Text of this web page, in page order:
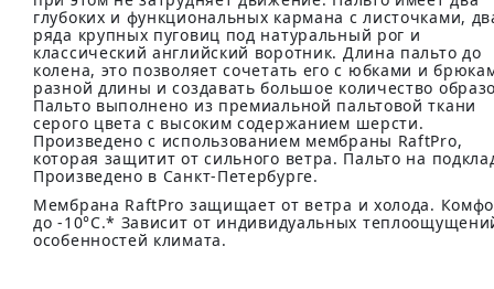
глубоких и функциональных кармана с листочками,
ряда крупных пуговиц под натуральный рог и
классический английский воротник. Длина пальто до
колена, это позволяет сочетать его с юбками и
разной длины и создавать большое количество
Пальто выполнено из премиальной пальтовой ткани
серого цвета с высоким содержанием шерсти.
Произведено с использованием мембраны RaftPro,
которая защитит от сильного ветра. Пальто на
Произведено в Санкт-Петербурге.
Мембрана RaftPro защищает от ветра и холода.
до -10°C.* Зависит от индивидуальных
особенностей климата.